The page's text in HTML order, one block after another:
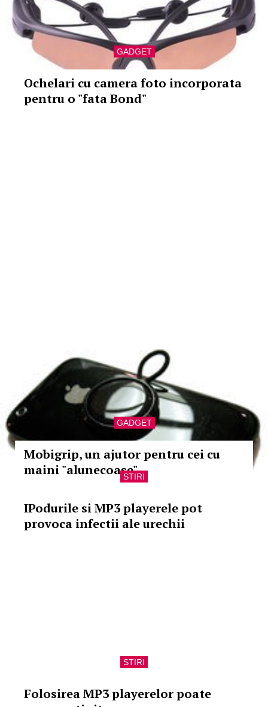
GADGET
Ochelari cu camera foto incorporata
pentru o "fata Bond"
GADGET
Mobigrip, un ajutor pentru cei cu
maini "alunecoase"
STIRI
IPodurile si MP3 playerele pot
provoca infectii ale urechii
STIRI
Folosirea MP3 playerelor poate